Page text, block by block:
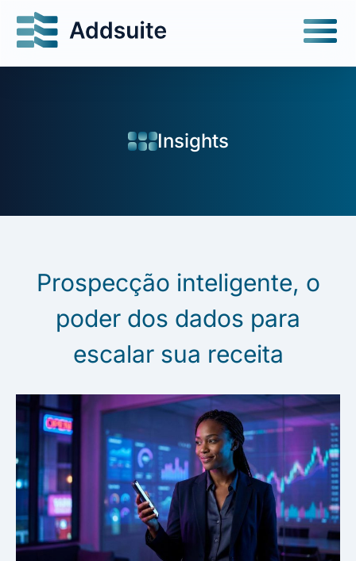
Insights
Prospecção inteligente, o
poder dos dados para
escalar sua receita